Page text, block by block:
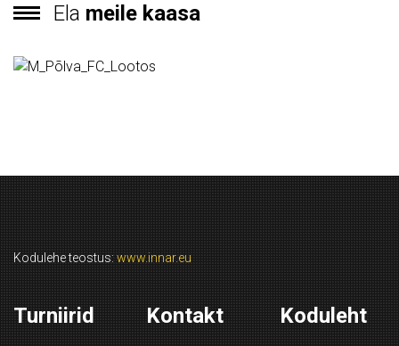
Ela meile kaasa
Kodulehe teostus: www.innar.eu
Turniirid Kontakt Koduleht